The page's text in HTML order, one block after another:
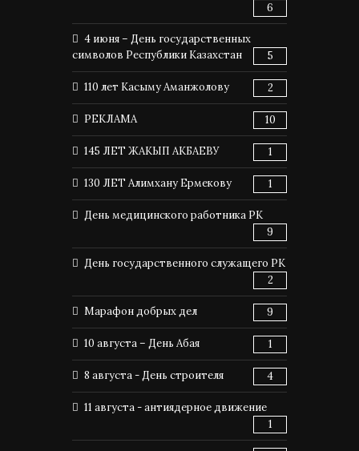
6
4 июня – День государственных
символов Республики Казахстан
5
110 лет Касыму Аманжолову 2
РЕКЛАМА 10
145 ЛЕТ ЖАКЫП АКБАЕВУ 1
130 ЛЕТ Алимхану Ермекову 1
День медицинского работника РК
9
День государственного служащего РК
2
Марафон добрых дел 9
10 августа – День Абая 1
8 августа - День строителя 4
11 августа - антиядерное движение
1